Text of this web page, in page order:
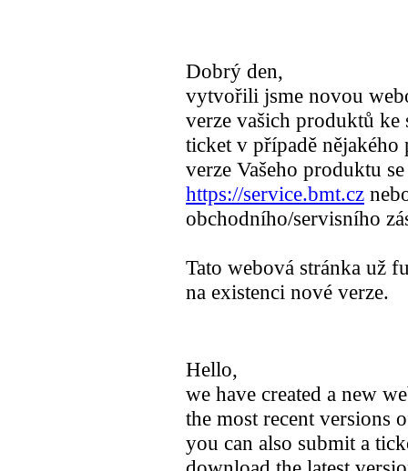
Dobrý den,
vytvořili jsme novou
verze vašich produktů ke
ticket v případě nějakého
verze Vašeho produktu
https://service.bmt.cz
obchodního/servisního
Tato webová stránka už
na existenci nové verze.
Hello,
we have created a new
the most recent versions
you can also submit a